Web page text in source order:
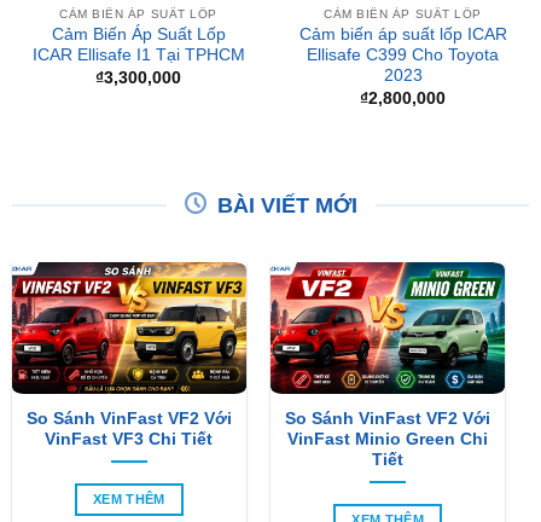
₫3,300,000
2023
₫2,800,000
So Sánh VinFast VF2 Với
VinFast VF3 Chi Tiết
XEM THÊM
So Sánh VinFast VF2 Với
VinFast Minio Green Chi
Tiết
XEM THÊM